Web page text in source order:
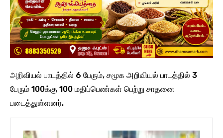
அறிவியல் பாடத்தில் 6 பேரும், சமூக அறிவியல் பாடத்தில் 3
பேரும் 100க்கு 100 மதிப்பெண்கள் பெற்று சாதனை
படைத்துள்ளனர்.